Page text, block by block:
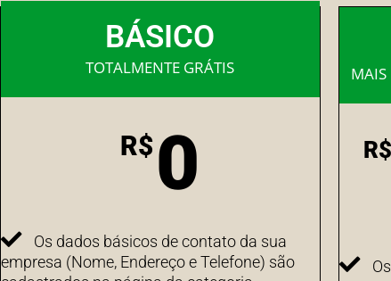
BÁSICO
TOTALMENTE GRÁTIS
R$0
Os dados básicos de contato da sua
empresa (Nome, Endereço e Telefone) são
MAIS
R$